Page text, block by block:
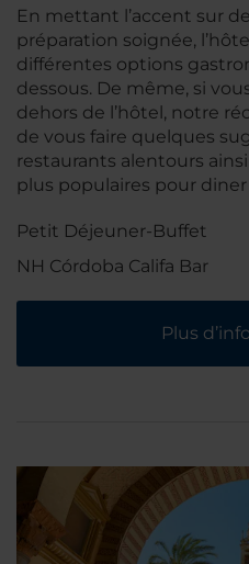
En mettant l’accent sur
préparation soignée,
différentes options
dessous. De même, si
dehors de l’hôtel, notre
de vous faire quelques
restaurants alentours
plus populaires pour diner
Petit Déjeuner-Buffet
NH Córdoba Califa Bar
Plus